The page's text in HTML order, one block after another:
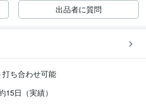
出品者に質問
ち合わせ可能
15日（実績）